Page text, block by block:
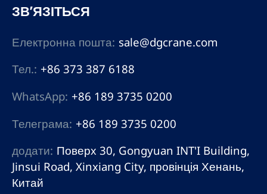
ЗВ’ЯЗІТЬСЯ
Електронна пошта: sale@dgcrane.com
Тел.: +86 373 387 6188
WhatsApp: +86 189 3735 0200
Телеграма: +86 189 3735 0200
додати: Поверх 30, Gongyuan INT'I Building,
Jinsui Road, Xinxiang City, провінція Хенань,
Китай